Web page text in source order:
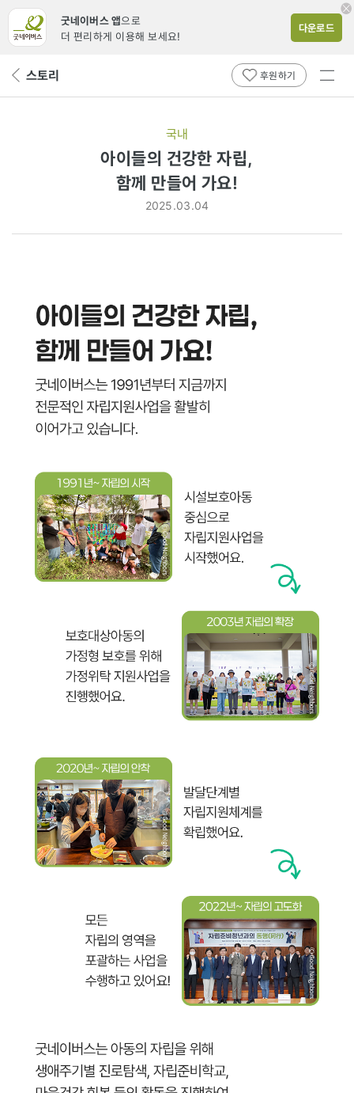
굿네이버스 앱으로
더 편리하게 이용해 보세요!
다운로드
뒤 스토리 후원하기
전체
국내
가요!
아이들의 건강한 자립,
함께 만들어 가요!
2025.03.04